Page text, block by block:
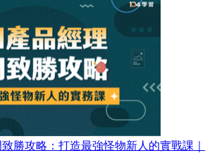
勝攻略：打造最強怪物新人的實戰課｜